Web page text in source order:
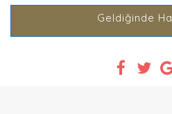
Geldiğinde